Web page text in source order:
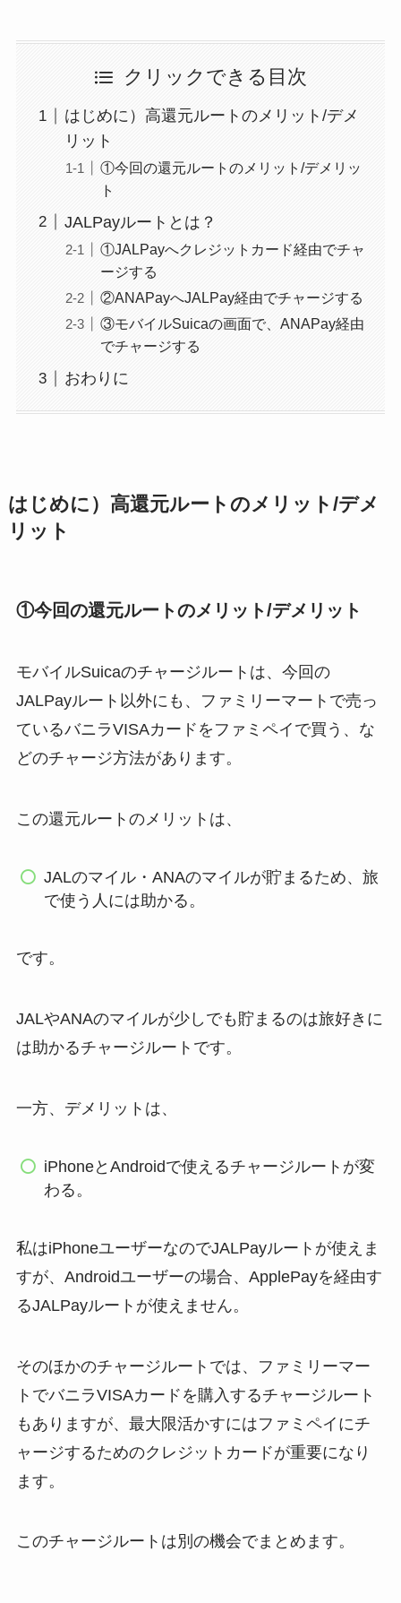
クリックできる目次
はじめに）高還元ルートのメリット/デメ
リット
①今回の還元ルートのメリット/デメリッ
ト
JALPayルートとは？
①JALPayへクレジットカード経由でチャ
ージする
②ANAPayへJALPay経由でチャージする
③モバイルSuicaの画面で、ANAPay経由
でチャージする
おわりに
はじめに）高還元ルートのメリット/デメ
リット
①今回の還元ルートのメリット/デメリット
モバイルSuicaのチャージルートは、今回の
JALPayルート以外にも、ファミリーマートで売っ
ているバニラVISAカードをファミペイで買う、な
どのチャージ方法があります。
この還元ルートのメリットは、
JALのマイル・ANAのマイルが貯まるため、旅
で使う人には助かる。
です。
JALやANAのマイルが少しでも貯まるのは旅好きに
は助かるチャージルートです。
一方、デメリットは、
iPhoneとAndroidで使えるチャージルートが変
わる。
私はiPhoneユーザーなのでJALPayルートが使えま
すが、Androidユーザーの場合、ApplePayを経由す
るJALPayルートが使えません。
そのほかのチャージルートでは、ファミリーマー
トでバニラVISAカードを購入するチャージルート
もありますが、最大限活かすにはファミペイにチ
ャージするためのクレジットカードが重要になり
ます。
このチャージルートは別の機会でまとめます。